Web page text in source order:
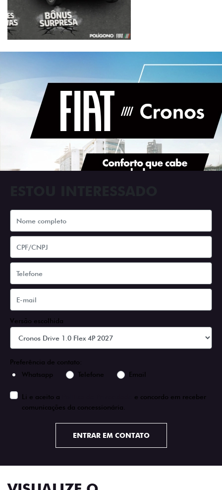
Versão escolhida
Preferência de contato:
Whatsapp
Telefone Email
Li e aceito a
e concordo em receber
comunicações da concessionária.
ENTRAR EM CONTATO